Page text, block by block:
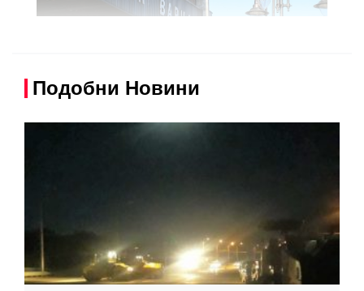
Подобни Новини